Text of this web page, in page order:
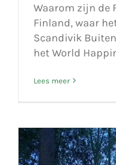
Waarom zijn de
Finland, waar
Scandivik
het World
Lees meer